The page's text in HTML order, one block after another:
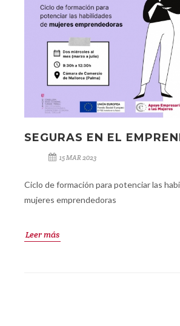
SEGURAS EN EL
15 MAR 2023
Ciclo de formación para potenciar las
mujeres emprendedoras
Leer más